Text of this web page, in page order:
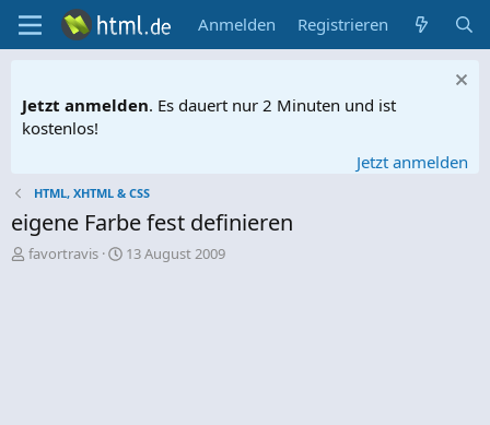
Anmelden Registrieren
Jetzt anmelden. Es dauert nur 2 Minuten und ist
kostenlos!
Jetzt anmelden
HTML, XHTML & CSS
eigene Farbe fest definieren
E
favortravis
E13 August 2009